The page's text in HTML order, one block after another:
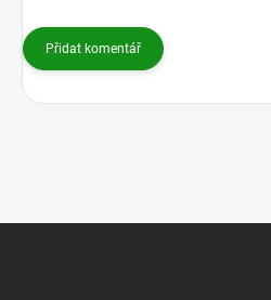
Přidat komentář